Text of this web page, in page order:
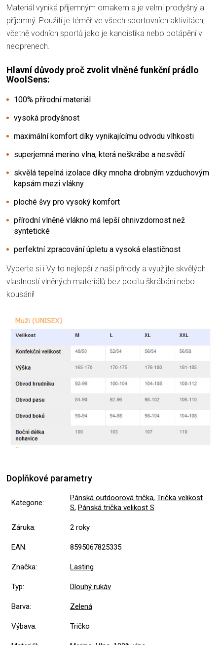
Materiál vyniká příjemným omakem a je velmi prodyšný a
příjemný. Použití je téměř ve všech sportovních aktivitách,
včetně vodních sportů jako je kanoistika nebo potápění v
neoprenech.
Hlavní důvody proč zvolit vlněné funkční prádlo
WoolSens:
100% přírodní materiál
vysoká prodyšnost
maximální komfort díky vynikajícímu odvodu vlhkosti
superjemná merino vlna, která neškrábe a nesvědí
skvělá tepelná izolace díky mnoha drobným vzduchovým
kapsám mezi vlákny
ploché švy pro vysoký komfort
přírodní vlněné vlákno má lepší ohnivzdornost než
syntetické
perfektní zpracování úpletu a vysoká elastičnost
Vyberte si i Vy to nejlepší z naší přírody a využijte skvělých
vlastností vlněných materiálů bez pocitu škrábání nebo
kousání!
Doplňkové parametry
Kategorie:
Pánská outdoorová trička, Trička velikost
S, Pánská trička velikost S
Záruka: 2 roky
EAN: 8595067825335
Značka: Lasting
Typ: Dlouhý rukáv
Barva: Zelená
Výbava: Tričko